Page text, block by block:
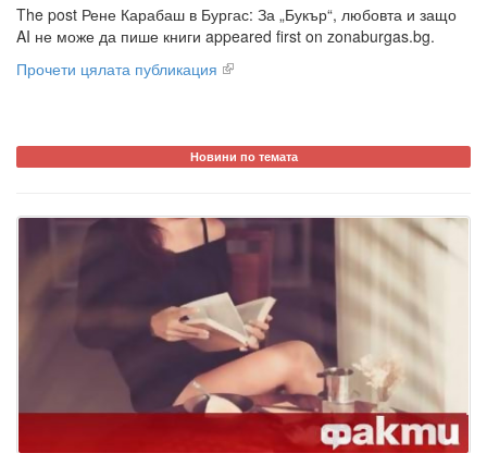
The post Рене Карабаш в Бургас: За „Букър“, любовта и защо
AI не може да пише книги appeared first on zonaburgas.bg.
Прочети цялата публикация
Новини по темата